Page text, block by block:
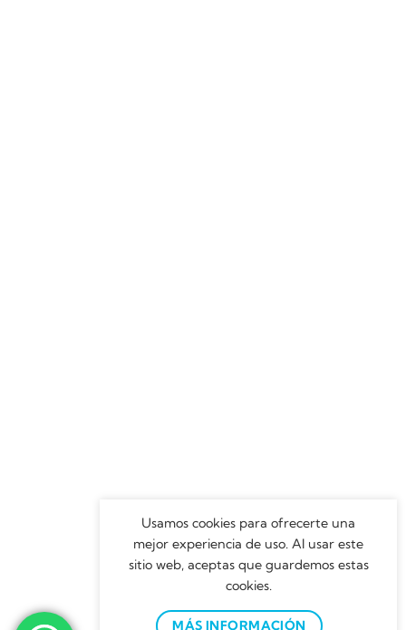
Usamos cookies para ofrecerte una
mejor experiencia de uso. Al usar este
sitio web, aceptas que guardemos estas
cookies.
MÁS INFORMACIÓN